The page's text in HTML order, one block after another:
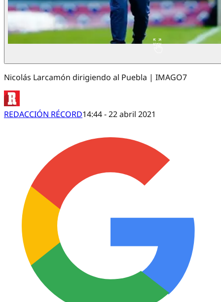
Nicolás Larcamón dirigiendo al Puebla | IMAGO7
REDACCIÓN RÉCORD14:44 - 22 abril 2021